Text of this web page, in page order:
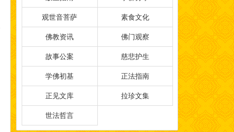
观世音菩萨 素食文化
佛教资讯 佛门观察
故事公案 慈悲护生
学佛初基 正法指南
正见文库 拉珍文集
世法哲言